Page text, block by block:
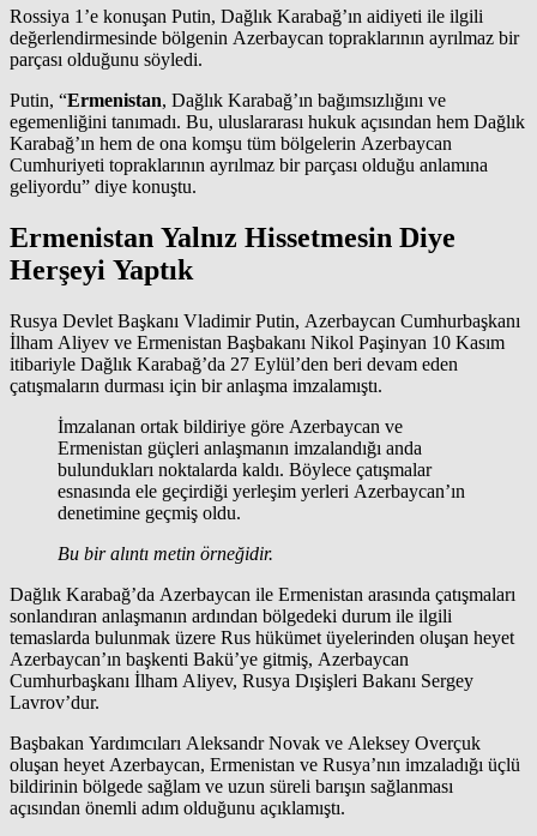
Rossiya 1’e konuşan Putin, Dağlık Karabağ’ın aidiyeti ile ilgili
değerlendirmesinde bölgenin Azerbaycan topraklarının ayrılmaz bir
parçası olduğunu söyledi.
Putin, “Ermenistan, Dağlık Karabağ’ın bağımsızlığını ve
egemenliğini tanımadı. Bu, uluslararası hukuk açısından hem Dağlık
Karabağ’ın hem de ona komşu tüm bölgelerin Azerbaycan
Cumhuriyeti topraklarının ayrılmaz bir parçası olduğu anlamına
geliyordu” diye konuştu.
Ermenistan Yalnız Hissetmesin Diye
Herşeyi Yaptık
Rusya Devlet Başkanı Vladimir Putin, Azerbaycan Cumhurbaşkanı
İlham Aliyev ve Ermenistan Başbakanı Nikol Paşinyan 10 Kasım
itibariyle Dağlık Karabağ’da 27 Eylül’den beri devam eden
çatışmaların durması için bir anlaşma imzalamıştı.
İmzalanan ortak bildiriye göre Azerbaycan ve
Ermenistan güçleri anlaşmanın imzalandığı anda
bulundukları noktalarda kaldı. Böylece çatışmalar
esnasında ele geçirdiği yerleşim yerleri Azerbaycan’ın
denetimine geçmiş oldu.
Bu bir alıntı metin örneğidir.
Dağlık Karabağ’da Azerbaycan ile Ermenistan arasında çatışmaları
sonlandıran anlaşmanın ardından bölgedeki durum ile ilgili
temaslarda bulunmak üzere Rus hükümet üyelerinden oluşan heyet
Azerbaycan’ın başkenti Bakü’ye gitmiş, Azerbaycan
Cumhurbaşkanı İlham Aliyev, Rusya Dışişleri Bakanı Sergey
Lavrov’dur.
Başbakan Yardımcıları Aleksandr Novak ve Aleksey Overçuk
oluşan heyet Azerbaycan, Ermenistan ve Rusya’nın imzaladığı üçlü
bildirinin bölgede sağlam ve uzun süreli barışın sağlanması
açısından önemli adım olduğunu açıklamıştı.